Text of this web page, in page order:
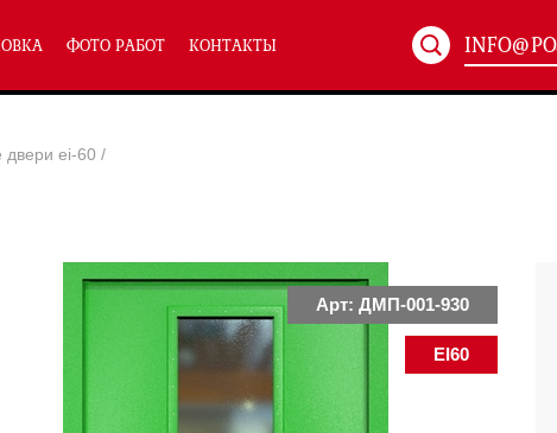
остеклением eiw-60
Полуторные технические
Двупольные технические
ФОТО РАБОТ КОНТАКТЫ
ei-60 /
Арт: ДМП-001-930
EI60